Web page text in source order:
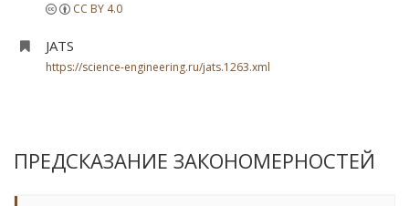
CC BY 4.0
JATS
https://science-engineering.ru/jats.1263.xml
ПРЕДСКАЗАНИЕ ЗАКОНОМЕРНОСТЕЙ